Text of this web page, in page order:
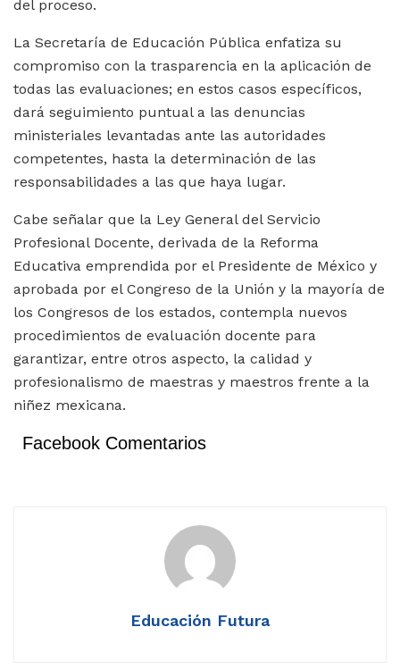
del proceso.
La Secretaría de Educación Pública enfatiza su
compromiso con la trasparencia en la aplicación de
todas las evaluaciones; en estos casos específicos,
dará seguimiento puntual a las denuncias
ministeriales levantadas ante las autoridades
competentes, hasta la determinación de las
responsabilidades a las que haya lugar.
Cabe señalar que la Ley General del Servicio
Profesional Docente, derivada de la Reforma
Educativa emprendida por el Presidente de México y
aprobada por el Congreso de la Unión y la mayoría de
los Congresos de los estados, contempla nuevos
procedimientos de evaluación docente para
garantizar, entre otros aspecto, la calidad y
profesionalismo de maestras y maestros frente a la
niñez mexicana.
Facebook Comentarios
Educación Futura